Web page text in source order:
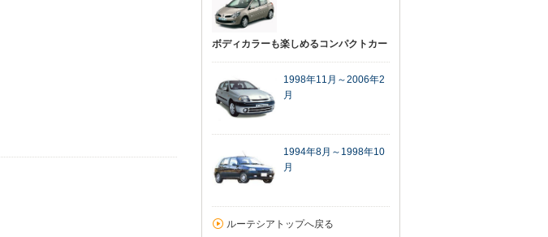
ボディカラーも楽しめるコンパクトカー
1998年11月～2006年2
月
1994年8月～1998年10
月
ルーテシアトップへ戻る